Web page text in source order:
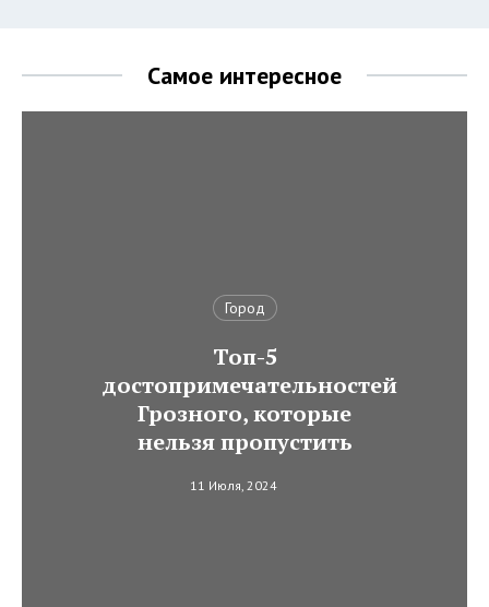
Самое интересное
Город
Топ-5
достопримечательностей
Грозного, которые
нельзя пропустить
11 Июля, 2024